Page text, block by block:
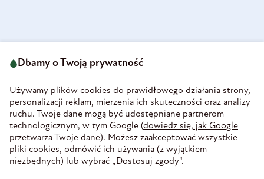
58-160 Świebodzice
REGON 890213034
INFORMACJE
PŁATNOŚĆ I DOSTAWA
WIEDZA
WSPÓŁPRACA
Dbamy o Twoją prywatność
Używamy plików cookies do prawidłowego działania strony,
personalizacji reklam, mierzenia ich skuteczności oraz analizy
ruchu. Twoje dane mogą być udostępniane partnerom
technologicznym, w tym Google (dowiedz się, jak Google
przetwarza Twoje dane). Możesz zaakceptować wszystkie
pliki cookies, odmówić ich używania (z wyjątkiem
niezbędnych) lub wybrać „Dostosuj zgody".